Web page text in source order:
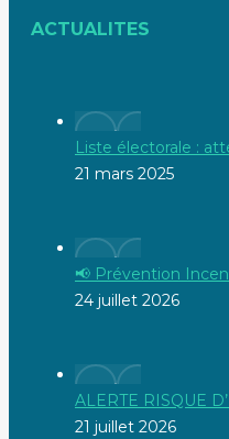
ACTUALITES
Liste électorale :
21 mars 2025
📢 Prévention
24 juillet 2026
ALERTE RISQUE
21 juillet 2026